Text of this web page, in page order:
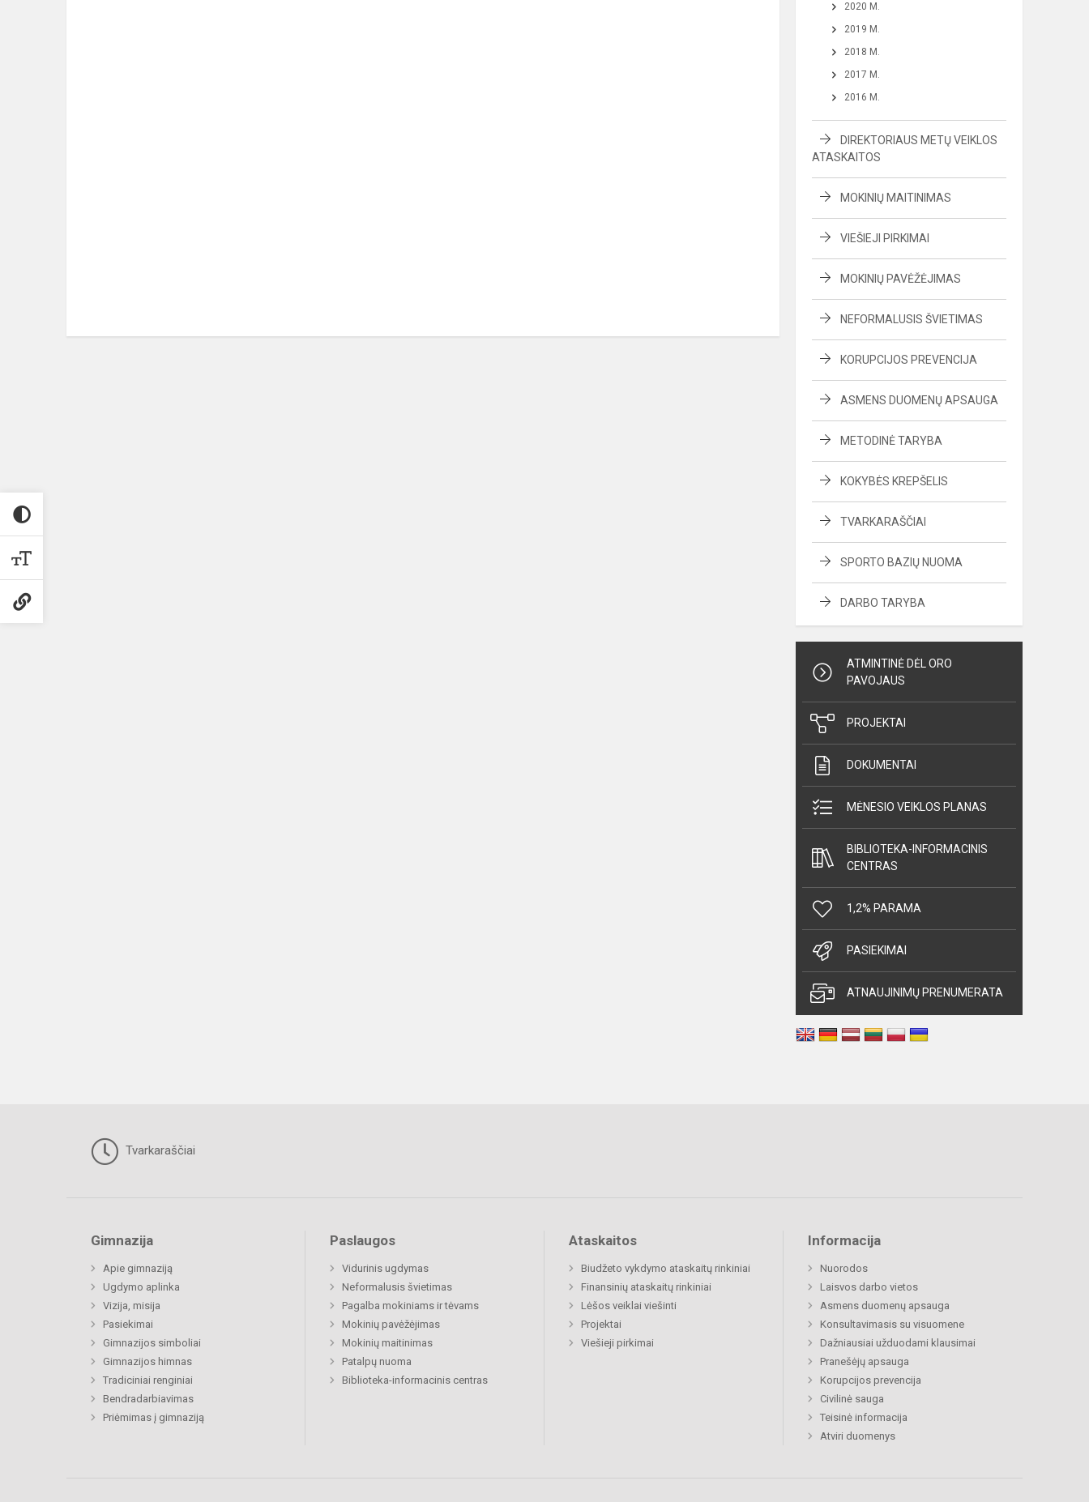
2020 M.
2019 M.
2018 M.
2017 M.
2016 M.
DIREKTORIAUS METŲ VEIKLOS
ATASKAITOS
MOKINIŲ MAITINIMAS
VIEŠIEJI PIRKIMAI
MOKINIŲ PAVĖŽĖJIMAS
NEFORMALUSIS ŠVIETIMAS
KORUPCIJOS PREVENCIJA
ASMENS DUOMENŲ APSAUGA
METODINĖ TARYBA
KOKYBĖS KREPŠELIS
TVARKARAŠČIAI
SPORTO BAZIŲ NUOMA
DARBO TARYBA
ATMINTINĖ DĖL ORO
PAVOJAUS
PROJEKTAI
DOKUMENTAI
MĖNESIO VEIKLOS PLANAS
BIBLIOTEKA-INFORMACINIS
CENTRAS
1,2% PARAMA
PASIEKIMAI
ATNAUJINIMŲ PRENUMERATA
Tvarkaraščiai
Gimnazija
Apie gimnaziją
Ugdymo aplinka
Vizija, misija
Pasiekimai
Gimnazijos simboliai
Gimnazijos himnas
Tradiciniai renginiai
Bendradarbiavimas
Priėmimas į gimnaziją
Paslaugos
Vidurinis ugdymas
Neformalusis švietimas
Pagalba mokiniams ir tėvams
Mokinių pavėžėjimas
Mokinių maitinimas
Patalpų nuoma
Biblioteka-informacinis centras
Ataskaitos
Biudžeto vykdymo ataskaitų rinkiniai
Finansinių ataskaitų rinkiniai
Lėšos veiklai viešinti
Projektai
Viešieji pirkimai
Informacija
Nuorodos
Laisvos darbo vietos
Asmens duomenų apsauga
Konsultavimasis su visuomene
Dažniausiai užduodami klausimai
Pranešėjų apsauga
Korupcijos prevencija
Civilinė sauga
Teisinė informacija
Atviri duomenys